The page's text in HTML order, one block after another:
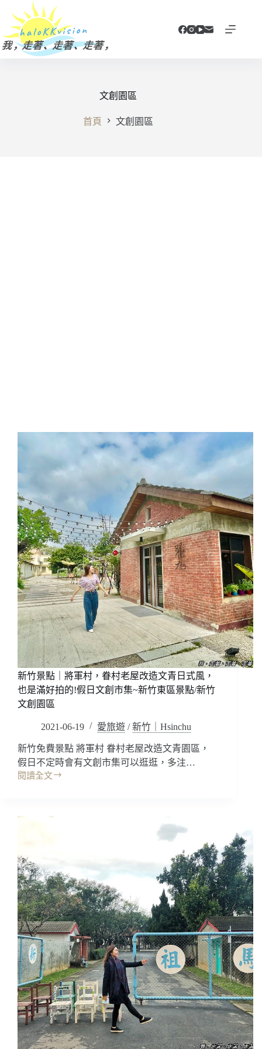
主
要
文創園區
首頁 文創園區
新竹景點｜將軍村，眷村老屋改造文青日式風，
也是滿好拍的!假日文創市集~新竹東區景點/新竹
文創園區
2021-06-19 愛旅遊 /新竹｜Hsinchu
新竹免費景點 將軍村 眷村老屋改造文青園區，
假日不定時會有文創市集可以逛逛，多注…
閱讀全文
新
點
軍
村，
眷
村
老
屋
改
造
文
青
日
式
風，
也
是
滿